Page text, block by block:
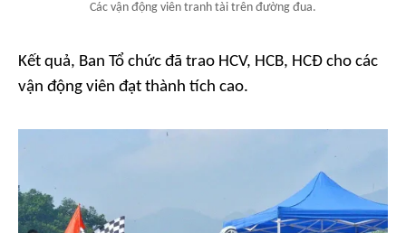
Các vận động viên tranh tài trên đường đua.
Kết quả, Ban Tổ chức đã trao HCV, HCB, HCĐ cho các
vận động viên đạt thành tích cao.